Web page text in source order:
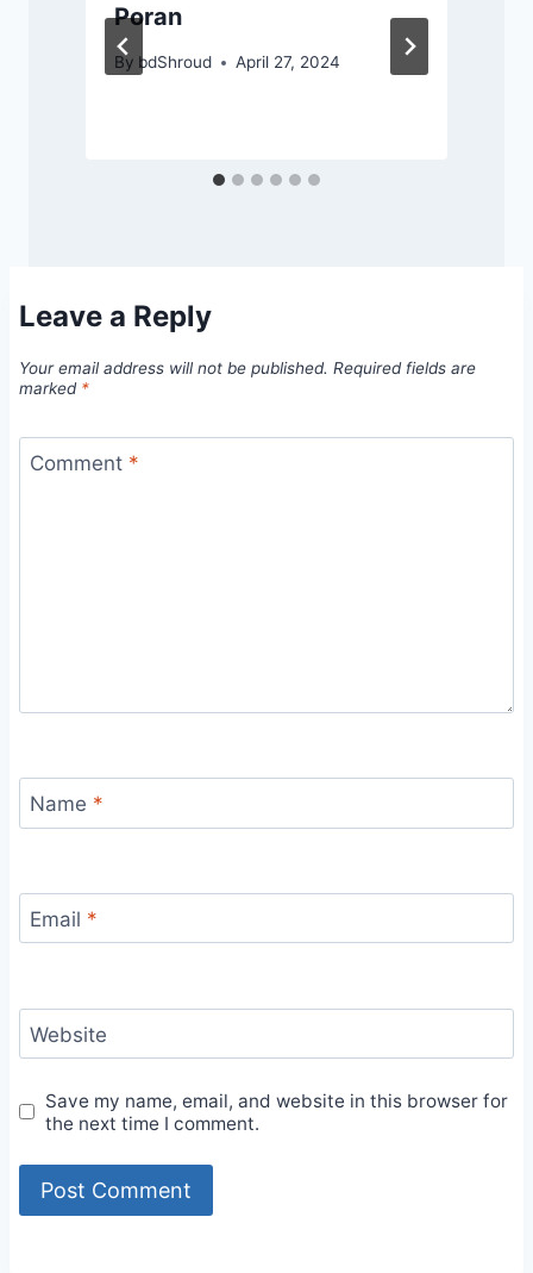
Poran
By bdShroud April 27, 2024
Leave a Reply
Your email address will not be published. Required fields are
marked *
Comment *
Name *
Email *
Website
Save my name, email, and website in this browser for
the next time I comment.